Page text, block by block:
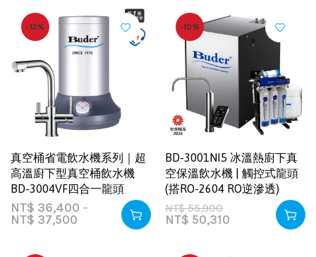
-12%
真空桶省電飲水機系列｜超
高溫廚下型真空桶飲水機
BD-3004VF四合一龍頭
NT$ 36,400 –
NT$ 37,500
-10%
BD-3001NI5 冰溫熱廚下真
空保溫飲水機 | 觸控式龍頭
(搭RO-2604 RO逆滲透)
NT$55,900
NT$ 50,310